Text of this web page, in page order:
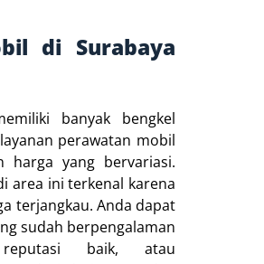
di Surabaya
banyak bengkel
perawatan mobil
harga yang bervariasi.
area ini terkenal karena
terjangkau. Anda dapat
sudah berpengalaman
baik, atau